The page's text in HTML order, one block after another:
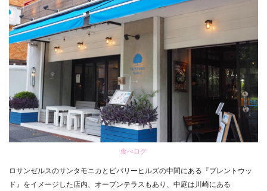
食べログ
ロサンゼルスのサンタモニカとビバリーヒルズの中間にある『ブレントウッ
ド』をイメージした店内、オープンテラスもあり、中庭は川崎にある